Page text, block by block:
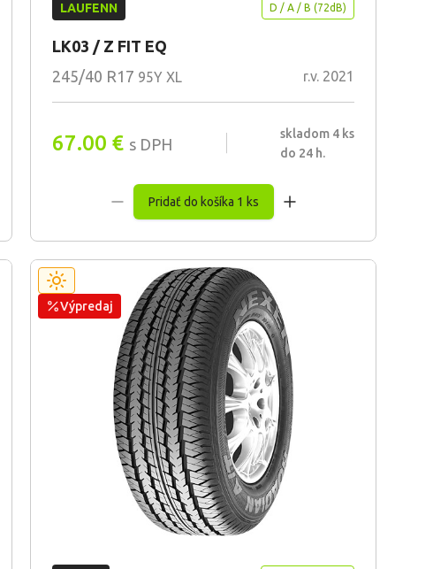
LAUFENN D / A / B (72dB)
LK03 / Z FIT EQ
245/40 R17 95Y XL r.v. 2021
67.00 € s DPH
skladom 4 ks
do 24 h.
Pridať do košíka 1 ks
Výpredaj